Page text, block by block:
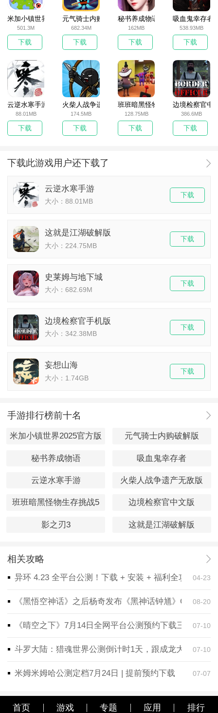
米加小镇世界2025官方版
501.3M
下载
元气骑士内购破解版
682.34M
下载
秘书养成物语
162MB
下载
吸血鬼幸存者
538.93MB
下载
云逆水寒手游
88.01MB
下载
火柴人战争遗产无敌版
174.5MB
下载
班班暗黑怪物生存挑战5
128.75MB
下载
边境检察官中
386.6MB
下载
下载此游戏用户还下载了
云逆水寒手游
大小：88.01MB
下载
这就是江湖破解版
大小：224.75MB
下载
史莱姆与地下城
大小：682.69M
下载
边境检察官手机版
大小：342.38MB
下载
妄想山海
大小：1.74GB
下载
手游排行榜前十名
米加小镇世界2025官方版 元气骑士内购破解版
秘书养成物语 吸血鬼幸存者
云逆水寒手游 火柴人战争遗产无敌版
班班暗黑怪物生存挑战5 边境检察官中文版
影之刃3 这就是江湖破解版
相关攻略
异环 4.23 全平台公测！下载 + 安装 + 福利全攻略，一
04-23
《黑悟空神话》之后杨奇发布《黑神话钟馗》CG！预
08-20
《晴空之下》7月14日全网平台公测预约下载三端同步
07-10
斗罗大陆：猎魂世界公测倒计时1天，跟成龙大哥一起
07-10
米姆米姆哈公测定档7月24日 | 提前预约下载 07-07
首页 游戏 专题 应用 排行